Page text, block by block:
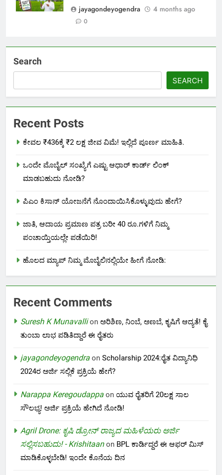
jayagondeyogendra
4 months ago
0
Search
SEARCH
Recent Posts
ಕೇವಲ ₹436ಕ್ಕೆ ₹2 ಲಕ್ಷ ಜೀವ ವಿಮೆ! ಇಲ್ಲಿದೆ ಪೂರ್ಣ ಮಾಹಿತಿ.
ಒಂದೇ ಮೊಬೈಲ್ ಸಂಖ್ಯೆಗೆ ಎಷ್ಟು ಆಧಾರ್ ಕಾರ್ಡ್ ಲಿಂಕ್
ಮಾಡಬಹುದು ನೋಡಿ?
ಪಿಎಂ ಕಿಸಾನ್ ಯೋಜನೆಗೆ ನೊಂದಾಯಿಸಿಕೊಳ್ಳುವುದು ಹೇಗೆ?
ಜಾತಿ, ಆದಾಯ ಪ್ರಮಾಣ ಪತ್ರ ಬರೀ 40 ರೂ.ಗಳಿಗೆ ನಿಮ್ಮ
ಪಂಚಾಯ್ತಿಯಲ್ಲೇ ಪಡೆಯಿರಿ!
ಹೊಲದ ಮ್ಯಾಪ್ ನಿಮ್ಮ ಮೊಬೈಲಿನಲ್ಲಿಯೇ ಹೀಗೆ ನೋಡಿ:
Recent Comments
Suresh K Munavallion ಅರಿಶಿಣ, ನಿಂಬೆ, ಅಣಬೆ, ಕೃಷಿಗೆ ಆದ್ಯತೆ! ಕೈ
ತುಂಬಾ ಲಾಭ ಪಡಿತಿದ್ದಾರೆ ಈ ರೈತರು
jayagondeyogendra on Scholarship 2024:ರೈತ ವಿದ್ಯಾನಿಧಿ
2024ರ ಅರ್ಜಿ ಸಲ್ಲಿಕೆ ಪ್ರಕ್ರಿಯೆ ಹೇಗೆ?
Narappa Keregoudappa on ಯುವ ರೈತರಿಗೆ 20ಲಕ್ಷ ಸಾಲ
ಸೌಲಭ್ಯ! ಅರ್ಜಿ ಪ್ರಕ್ರಿಯೆ ಹೇಗಿದೆ ನೋಡಿ!
Agril Drone: ಕೃಷಿ ಡ್ರೋನ್ ರಾಜ್ಯದ ಮಹಿಳೆಯರು ಅರ್ಜಿ
ಸಲ್ಲಿಸಬಹುದು! - Krishitaanon BPL ಕಾರ್ಡಿದ್ದರೆ ಈ ಆಫರ್ ಮಿಸ್
ಮಾಡಿಕೊಳ್ಳಬೇಡಿ! ಇಂದೇ ಕೊನೆಯ ದಿನ